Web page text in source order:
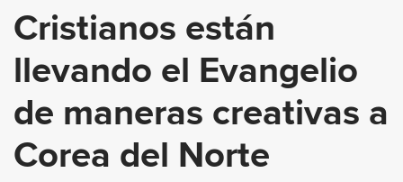
Cristianos están
llevando el Evangelio
de maneras creativas a
Corea del Norte